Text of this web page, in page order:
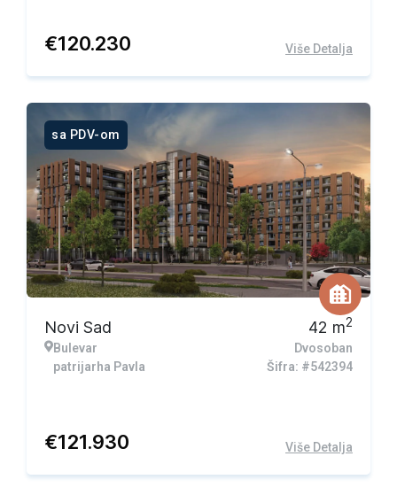
€120.230 Više Detalja
sa PDV-om
Novi Sad
Bulevar
patrijarha Pavla
42 m2
Dvosoban
Šifra: #542394
€121.930 Više Detalja